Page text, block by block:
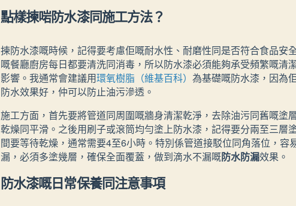
點樣揀啱防水漆同施工方法？
揀防水漆嘅時候，記得要考慮佢嘅耐水性、耐磨性同是否符合食品安
嘅餐廳廚房每日都要清洗同消毒，所以防水漆必須能夠承受頻繁嘅清
影響。我通常會建議用環氧樹脂（維基百科） 為基礎嘅防水漆，因為
防水效果好，仲可以防止油污滲透。
施工方面，首先要將管道同周圍嘅牆身清潔乾淨，去除油污同舊嘅塗
乾燥同平滑。之後用刷子或滾筒均勻塗上防水漆，記得要分兩至三層
間要等待乾燥，通常需要4至6小時。特別係管道接駁位同角落位，容
漏，必須多塗幾層，確保全面覆蓋，做到滴水不漏嘅防水防漏效果。
防水漆嘅日常保養同注意事項